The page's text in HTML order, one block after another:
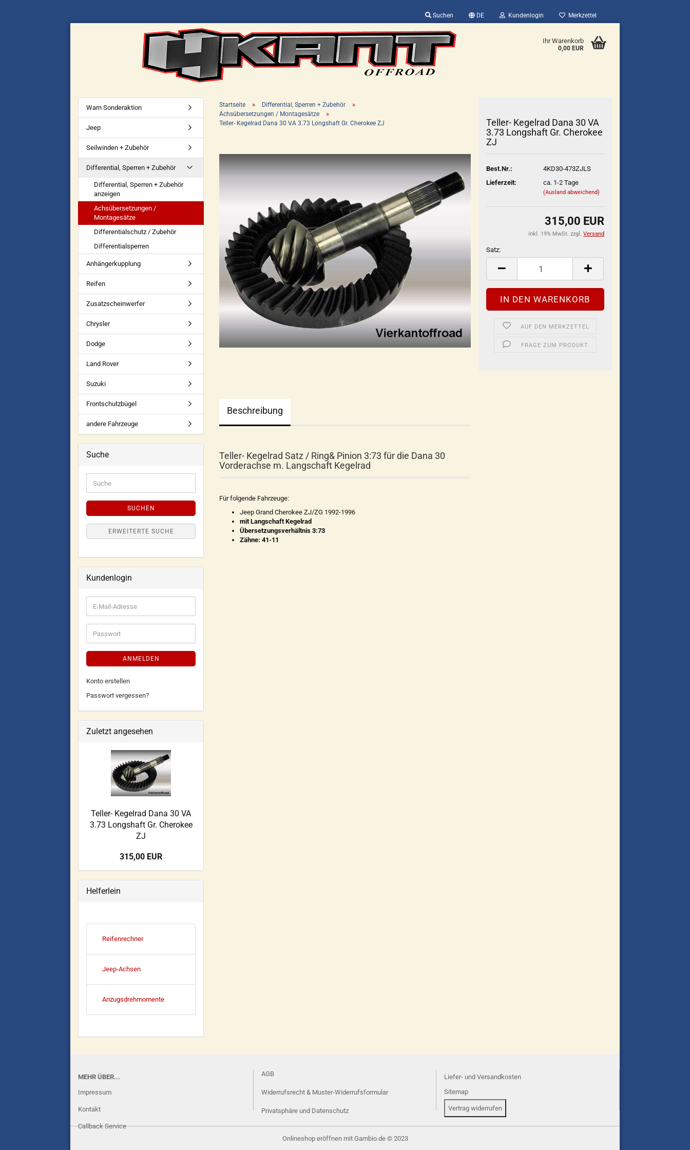
Suchen DE
Sprache auswählen
Lieferland
Kundenlogin
Passwort vergessen?
Merkzettel
Ihr Warenkorb
0,00 EUR
Startseite » Differential, Sperren + Zubehör »
Achsübersetzungen / Montagesätze »
Teller- Kegelrad Dana 30 VA 3.73 Longshaft Gr. Cherokee ZJ
Teller- Kegelrad Dana 30 VA
3.73 Longshaft Gr. Cherokee
ZJ
Best.Nr.:
4KD30-473ZJLS
Lieferzeit:
ca. 1-2 Tage
(Ausland abweichend)
315,00 EUR
inkl. 19% MwSt. zzgl. Versand
Satz:
Satz
AUF DEN MERKZETTEL
FRAGE ZUM PRODUKT
Beschreibung
Teller- Kegelrad Satz / Ring& Pinion 3:73 für die Dana 30
Vorderachse m. Langschaft Kegelrad
Für folgende Fahrzeuge:
Jeep Grand Cherokee ZJ/ZG 1992-1996
mit Langschaft Kegelrad
Übersetzungsverhältnis 3:73
Zähne: 41-11
Warn Sonderaktion
Jeep
Seilwinden + Zubehör
Differential, Sperren + Zubehör
Differential, Sperren + Zubehör
anzeigen
Achsübersetzungen /
Montagesätze
Differentialschutz / Zubehör
Differentialsperren
Anhängerkupplung
Reifen
Zusatzscheinwerfer
Chrysler
Dodge
Land Rover
Suzuki
Frontschutzbügel
andere Fahrzeuge
Suche
SUCHEN
ERWEITERTE SUCHE
Kundenlogin
ANMELDEN
Konto erstellen
Passwort vergessen?
Zuletzt angesehen
Teller- Kegelrad Dana 30 VA
3.73 Longshaft Gr. Cherokee
ZJ
315,00 EUR
Helferlein
Reifenrechner
Jeep-Achsen
Anzugsdrehmomente
MEHR ÜBER...
Impressum
Kontakt
Callback Service
AGB
Widerrufsrecht & Muster-Widerrufsformular
Privatsphäre und Datenschutz
Liefer- und Versandkosten
Sitemap
Vertrag widerrufen
Onlineshop eröffnenmit Gambio.de © 2023